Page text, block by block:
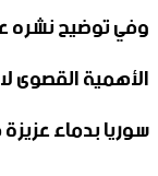
‏وفي توضيح نشره
الأهمية القصوى
سوريا بدماء